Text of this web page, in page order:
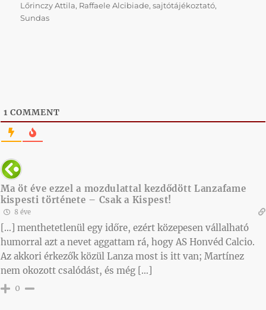
Lőrinczy Attila, Raffaele Alcibiade,sajtótájékoztató,
Sundas
1 COMMENT
Ma öt éve ezzel a mozdulattal kezdődött Lanzafame
kispesti története – Csak a Kispest!
8 éve
[…] menthetetlenül egy időre, ezért közepesen vállalható
humorral azt a nevet aggattam rá, hogy AS Honvéd Calcio.
Az akkori érkezők közül Lanza most is itt van; Martínez
nem okozott csalódást, és még […]
0